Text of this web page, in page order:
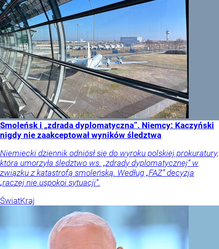
Smoleńsk i „zdrada dyplomatyczna”. Niemcy: Kaczyński
nigdy nie zaakceptował wyników śledztwa
Niemiecki dziennik odniósł się do wyroku polskiej prokuratury,
która umorzyła śledztwo ws. „zdrady dyplomatycznej” w
związku z katastrofą smoleńską. Według „FAZ” decyzja
„raczej nie uspokoi sytuacji”.
ŚwiatKraj